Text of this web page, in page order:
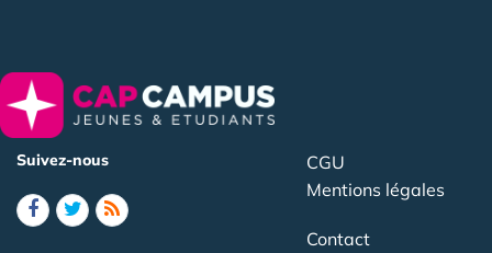
Suivez-nous
CGU
Mentions légales
Contact